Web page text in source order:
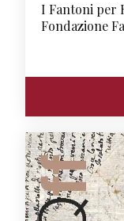
I Fantoni per
Fondazione